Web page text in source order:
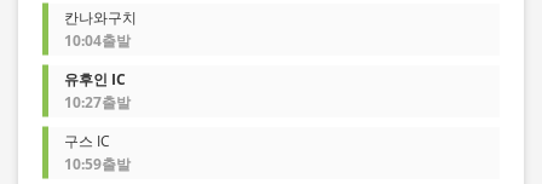
칸나와구치
10:04출발
유후인 IC
10:27출발
구스 IC
10:59출발